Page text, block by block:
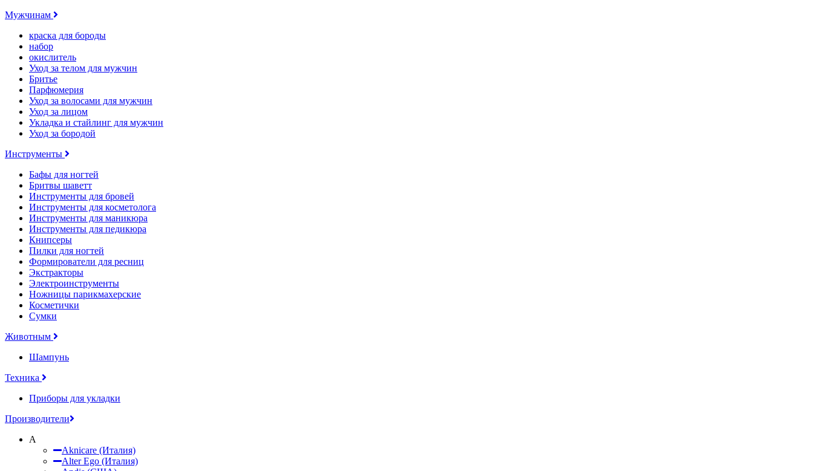
Мужчинам
краска для бороды
набор
окислитель
Уход за телом для мужчин
Бритье
Парфюмерия
Уход за волосами для мужчин
Уход за лицом
Укладка и стайлинг для мужчин
Уход за бородой
Инструменты
Бафы для ногтей
Бритвы шаветт
Инструменты для бровей
Инструменты для косметолога
Инструменты для маникюра
Инструменты для педикюра
Книпсеры
Пилки для ногтей
Формирователи для ресниц
Экстракторы
Электроинструменты
Ножницы парикмахерские
Косметички
Сумки
Животным
Шампунь
Техника
Приборы для укладки
Производители
A
Aknicare (Италия)
Alter Ego (Италия)